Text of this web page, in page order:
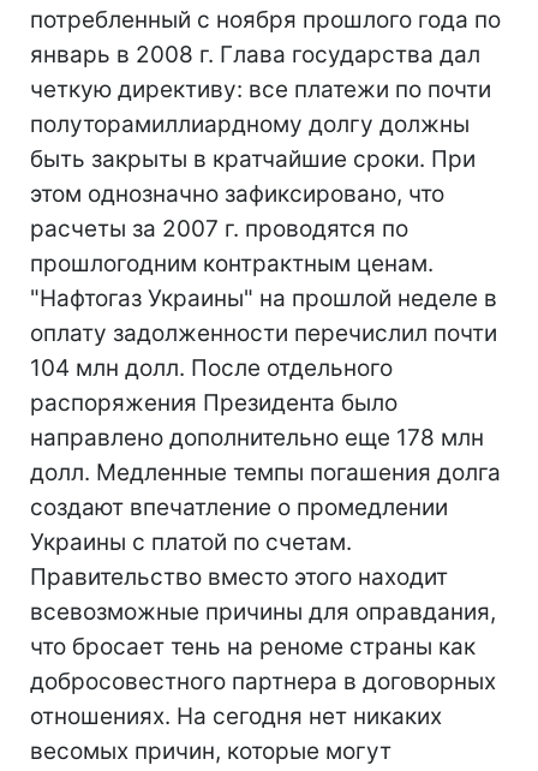
потребленный с ноября прошлого года по
январь в 2008 г. Глава государства дал
четкую директиву: все платежи по почти
полуторамиллиардному долгу должны
быть закрыты в кратчайшие сроки. При
этом однозначно зафиксировано, что
расчеты за 2007 г. проводятся по
прошлогодним контрактным ценам.
"Нафтогаз Украины" на прошлой неделе в
оплату задолженности перечислил почти
104 млн долл. После отдельного
распоряжения Президента было
направлено дополнительно еще 178 млн
долл. Медленные темпы погашения долга
создают впечатление о промедлении
Украины с платой по счетам.
Правительство вместо этого находит
всевозможные причины для оправдания,
что бросает тень на реноме страны как
добросовестного партнера в договорных
отношениях. На сегодня нет никаких
весомых причин, которые могут